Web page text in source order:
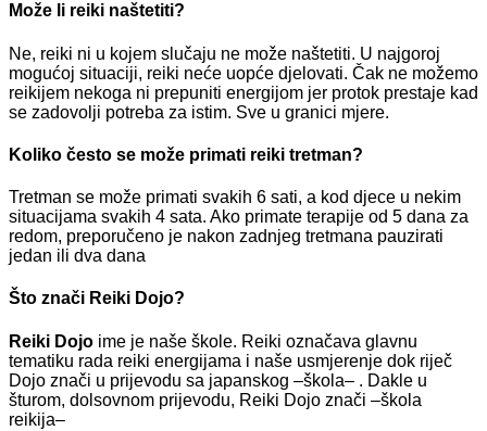
Može li reiki naštetiti?
Ne, reiki ni u kojem slučaju ne može naštetiti. U najgoroj
mogućoj situaciji, reiki neće uopće djelovati. Čak ne možemo
reikijem nekoga ni prepuniti energijom jer protok prestaje kad
se zadovolji potreba za istim. Sve u granici mjere.
Koliko često se može primati reiki tretman?
Tretman se može primati svakih 6 sati, a kod djece u nekim
situacijama svakih 4 sata. Ako primate terapije od 5 dana za
redom, preporučeno je nakon zadnjeg tretmana pauzirati
jedan ili dva dana
Što znači Reiki Dojo?
Reiki Dojo ime je naše škole. Reiki označava glavnu
tematiku rada reiki energijama i naše usmjerenje dok riječ
Dojo znači u prijevodu sa japanskog –škola– . Dakle u
šturom, dolsovnom prijevodu, Reiki Dojo znači –škola
reikija–